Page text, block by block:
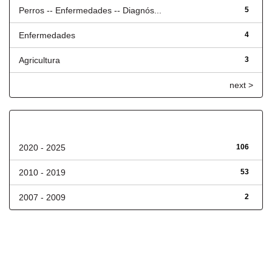
5
Perros -- Enfermedades -- Diagnós...
4
Enfermedades
3
Agricultura
next >
106
2020 - 2025
53
2010 - 2019
2
2007 - 2009